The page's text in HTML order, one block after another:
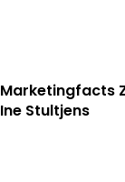
Marketingfacts
Ine Stultjens